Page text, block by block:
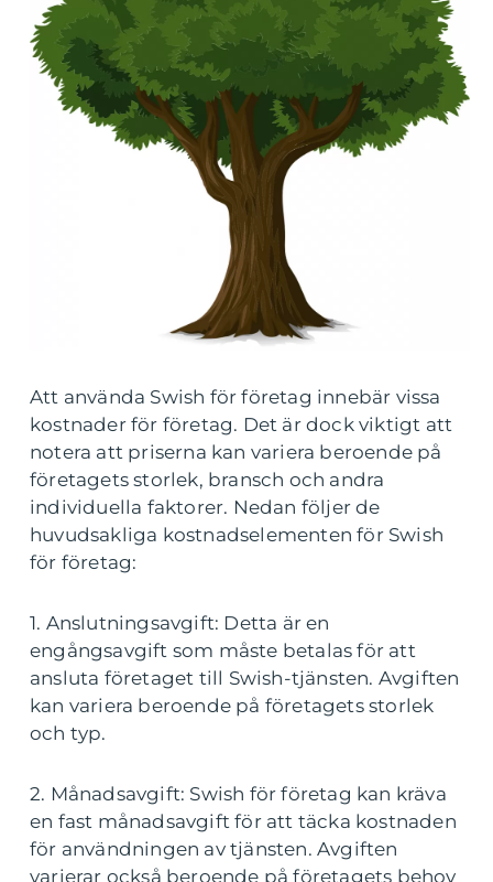
Att använda Swish för företag innebär vissa
kostnader för företag. Det är dock viktigt att
notera att priserna kan variera beroende på
företagets storlek, bransch och andra
individuella faktorer. Nedan följer de
huvudsakliga kostnadselementen för Swish
för företag:
1. Anslutningsavgift: Detta är en
engångsavgift som måste betalas för att
ansluta företaget till Swish-tjänsten. Avgiften
kan variera beroende på företagets storlek
och typ.
2. Månadsavgift: Swish för företag kan kräva
en fast månadsavgift för att täcka kostnaden
för användningen av tjänsten. Avgiften
varierar också beroende på företagets behov